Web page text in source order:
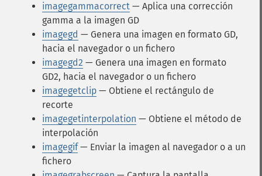
imagegammacorrect — Aplica una corrección
gamma a la imagen GD
imagegd — Genera una imagen en formato GD,
hacia el navegador o un fichero
imagegd2 — Genera una imagen en formato
GD2, hacia el navegador o un fichero
imagegetclip — Obtiene el rectángulo de
recorte
imagegetinterpolation — Obtiene el método de
interpolación
imagegif— Enviar la imagen al navegador o a un
fichero